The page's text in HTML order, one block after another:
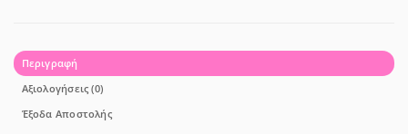
Περιγραφή
Αξιολογήσεις (0)
Έξοδα Αποστολής